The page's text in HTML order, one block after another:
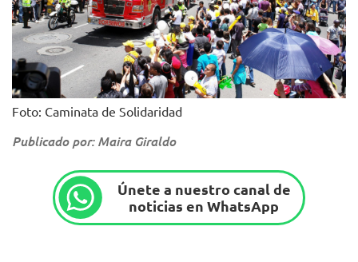
Foto: Caminata de Solidaridad
Publicado por: Maira Giraldo
Únete a nuestro canal de
noticias en WhatsApp